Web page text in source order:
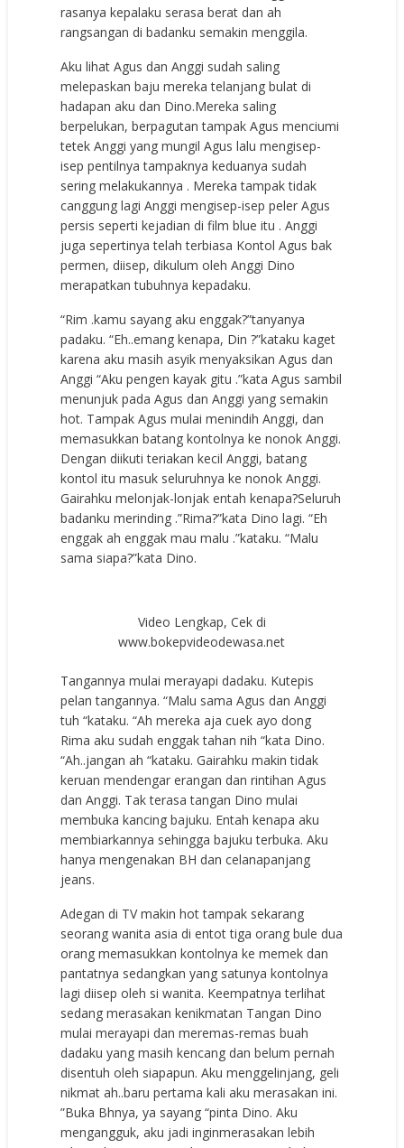
rasanya kepalaku serasa berat dan ah
rangsangan di badanku semakin menggila.
Aku lihat Agus dan Anggi sudah saling
melepaskan baju mereka telanjang bulat di
hadapan aku dan Dino.Mereka saling
berpelukan, berpagutan tampak Agus menciumi
tetek Anggi yang mungil Agus lalu mengisep-
isep pentilnya tampaknya keduanya sudah
sering melakukannya . Mereka tampak tidak
canggung lagi Anggi mengisep-isep peler Agus
persis seperti kejadian di film blue itu . Anggi
juga sepertinya telah terbiasa Kontol Agus bak
permen, diisep, dikulum oleh Anggi Dino
merapatkan tubuhnya kepadaku.
“Rim .kamu sayang aku enggak?”tanyanya
padaku. “Eh..emang kenapa, Din ?”kataku kaget
karena aku masih asyik menyaksikan Agus dan
Anggi “Aku pengen kayak gitu .”kata Agus sambil
menunjuk pada Agus dan Anggi yang semakin
hot. Tampak Agus mulai menindih Anggi, dan
memasukkan batang kontolnya ke nonok Anggi.
Dengan diikuti teriakan kecil Anggi, batang
kontol itu masuk seluruhnya ke nonok Anggi.
Gairahku melonjak-lonjak entah kenapa?Seluruh
badanku merinding .”Rima?”kata Dino lagi. “Eh
enggak ah enggak mau malu .”kataku. “Malu
sama siapa?”kata Dino.
Video Lengkap, Cek di
www.bokepvideodewasa.net
Tangannya mulai merayapi dadaku. Kutepis
pelan tangannya. “Malu sama Agus dan Anggi
tuh “kataku. “Ah mereka aja cuek ayo dong
Rima aku sudah enggak tahan nih “kata Dino.
“Ah..jangan ah “kataku. Gairahku makin tidak
keruan mendengar erangan dan rintihan Agus
dan Anggi. Tak terasa tangan Dino mulai
membuka kancing bajuku. Entah kenapa aku
membiarkannya sehingga bajuku terbuka. Aku
hanya mengenakan BH dan celanapanjang
jeans.
Adegan di TV makin hot tampak sekarang
seorang wanita asia di entot tiga orang bule dua
orang memasukkan kontolnya ke memek dan
pantatnya sedangkan yang satunya kontolnya
lagi diisep oleh si wanita. Keempatnya terlihat
sedang merasakan kenikmatan Tangan Dino
mulai merayapi dan meremas-remas buah
dadaku yang masih kencang dan belum pernah
disentuh oleh siapapun. Aku menggelinjang, geli
nikmat ah..baru pertama kali aku merasakan ini.
”Buka Bhnya, ya sayang “pinta Dino. Aku
mengangguk, aku jadi inginmerasakan lebih